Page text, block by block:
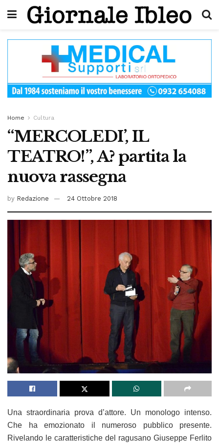
Home Cultura
“MERCOLEDI’, IL
TEATRO!”, A? partita la
nuova rassegna
by Redazione 24 Ottobre 2018
Una straordinaria prova d’attore. Un monologo intenso.
Che ha emozionato il numeroso pubblico presente.
Rivelando le caratteristiche del ragusano Giuseppe Ferlito